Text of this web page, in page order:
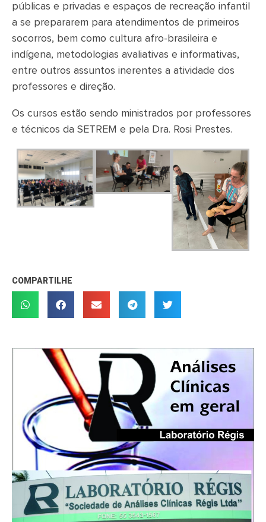
públicas e privadas e espaços de recreação infantil
a se prepararem para atendimentos de primeiros
socorros, bem como cultura afro-brasileira e
indígena, metodologias avaliativas e informativas,
entre outros assuntos inerentes a atividade dos
professores e direção.
Os cursos estão sendo ministrados por professores
e técnicos da SETREM e pela Dra. Rosi Prestes.
COMPARTILHE